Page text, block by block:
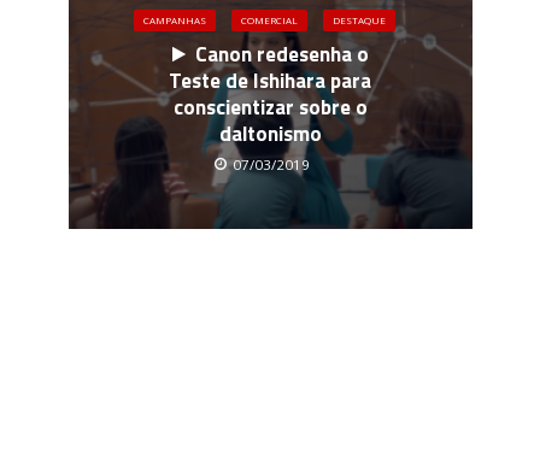
CAMPANHAS COMERCIAL DESTAQUE
Canon redesenha o
Teste de Ishihara para
conscientizar sobre o
daltonismo
07/03/2019